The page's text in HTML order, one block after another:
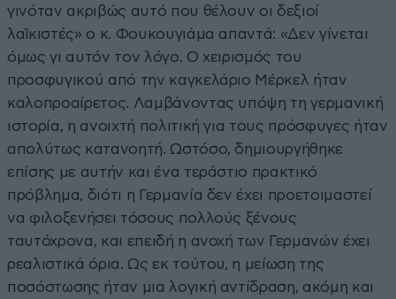
γινόταν ακριβώς αυτό που θέλουν οι δεξιoί
λαϊκιστές» ο κ. Φουκουγιάμα απαντά: «Δεν γίνεται
όμως γι αυτόν τον λόγο. Ο χειρισμός του
προσφυγικού από την καγκελάριο Μέρκελ ήταν
καλοπροαίρετος. Λαμβάνοντας υπόψη τη γερμανική
ιστορία, η ανοιχτή πολιτική για τους πρόσφυγες ήταν
απολύτως κατανοητή. Ωστόσο, δημιουργήθηκε
επίσης με αυτήν και ένα τεράστιο πρακτικό
πρόβλημα, διότι η Γερμανία δεν έχει προετοιμαστεί
να φιλοξενήσει τόσους πολλούς ξένους
ταυτόχρονα, και επειδή η ανοχή των Γερμανών έχει
ρεαλιστικά όρια. Ως εκ τούτου, η μείωση της
ποσόστωσης ήταν μια λογική αντίδραση, ακόμη και